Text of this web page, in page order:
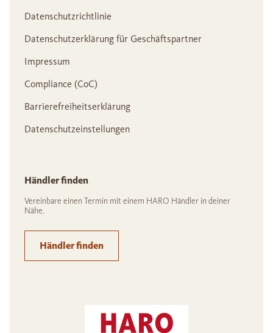
Datenschutzrichtlinie
Datenschutzerklärung für Geschäftspartner
Impressum
Compliance (CoC)
Barrierefreiheitserklärung
Datenschutzeinstellungen
Händler finden
Vereinbare einen Termin mit einem HARO Händler in deiner
Nähe.
Händler finden